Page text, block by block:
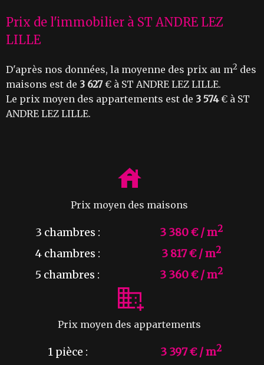
Prix de l'immobilier à ST ANDRE LEZ
LILLE
D'après nos données, la moyenne des prix au m2 des
maisons est de 3 627€ à ST ANDRE LEZ LILLE.
Le prix moyen des appartements est de 3 574€ à ST
ANDRE LEZ LILLE.
Prix moyen des maisons
3 chambres : 3 380 € / m2
4 chambres : 3 817 € / m2
5 chambres : 3 360 € / m2
Prix moyen des appartements
1 pièce : 3 397 € / m2